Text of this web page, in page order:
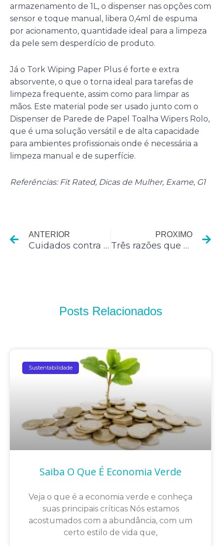
armazenamento de 1L, o dispenser nas opções com
sensor e toque manual, libera 0,4ml de espuma
por acionamento, quantidade ideal para a limpeza
da pele sem desperdício de produto.
Já o Tork Wiping Paper Plus é forte e extra
absorvente, o que o torna ideal para tarefas de
limpeza frequente, assim como para limpar as
mãos. Este material pode ser usado junto com o
Dispenser de Parede de Papel Toalha Wipers Rolo,
que é uma solução versátil e de alta capacidade
para ambientes profissionais onde é necessária a
limpeza manual e de superfície.
Referências: Fit Rated, Dicas de Mulher, Exame, G1
ANTERIOR
Cuidados contra a gripe na estação mais fria do ano
PROXIMO
Três razões que deixam os donos de restaurantes acordados à noite (e três curas)
Posts Relacionados
Sustentabilidade
Saiba O Que É Economia Verde
Veja o que é a economia verde e conheça
suas principais críticas Nós estamos
acostumados com a abundância, com um
certo estilo de vida que,